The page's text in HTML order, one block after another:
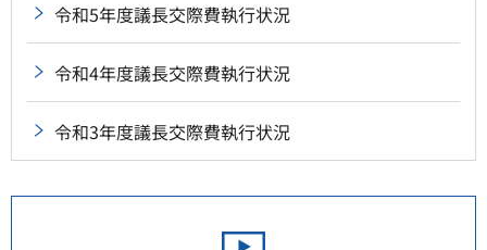
令和5年度議長交際費執行状況
令和4年度議長交際費執行状況
令和3年度議長交際費執行状況